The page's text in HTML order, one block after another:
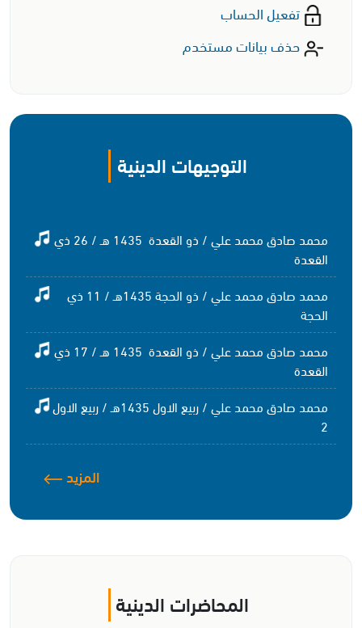
تفعيل الحساب
حذف بيانات مستخدم
التوجيهات الدينية
محمد صادق محمد علي / ذو القعدة 1435 هـ / 26 ذي
القعدة
محمد صادق محمد علي / ذو الحجة 1435هـ / 11 ذي
الحجة
محمد صادق محمد علي / ذو القعدة 1435 هـ / 17 ذي
القعدة
محمد صادق محمد علي / ربيع الاول 1435هـ / ربيع الاول
2
المزيد
المحاضرات الدينية